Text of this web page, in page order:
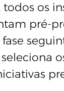
todos os
pré-